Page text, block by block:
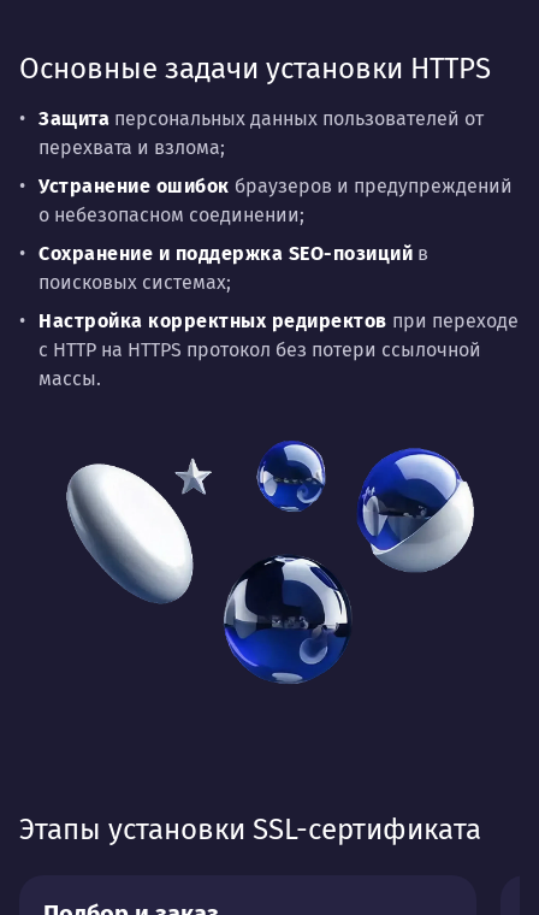
Основные задачи установки HTTPS
Защита персональных данных пользователей от
перехвата и взлома;
Устранение ошибок браузеров и предупреждений
о небезопасном соединении;
Сохранение и поддержка SEO-позиций в
поисковых системах;
Настройка корректных редиректов при переходе
с HTTP на HTTPS протокол без потери ссылочной
массы.
Этапы установки SSL-сертификата